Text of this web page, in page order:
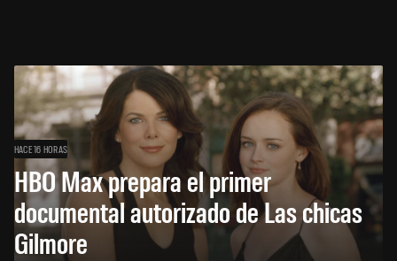
HACE 16 HORAS
HBO Max prepara el primer
documental autorizado de Las chicas
Gilmore